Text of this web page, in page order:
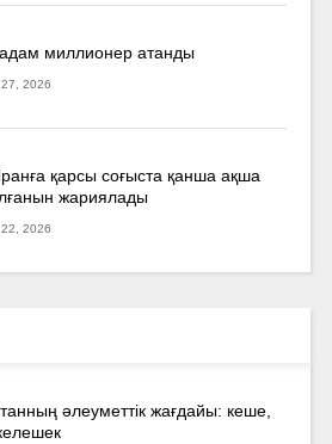
миллионер атанды
2026
қарсы соғыста қанша ақша
жариялады
2026
әлеуметтік жағдайы: кеше,